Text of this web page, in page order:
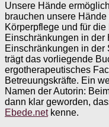
Unsere Hände
brauchen unsere
Körperpflege und für
Einschränkungen in der
Einschränkungen in der
trägt das vorliegende
ergotherapeutisches
Betreuungskräfte. Ein
Namen der Autorin:
dann klar geworden,
Ebede.netkenne.